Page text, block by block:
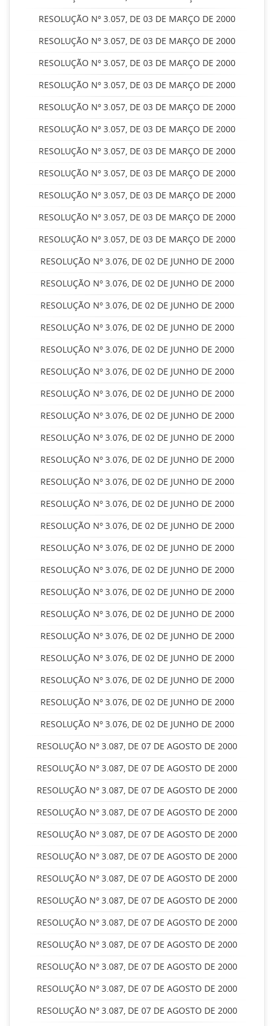
RESOLUÇÃO Nº 3.057, DE 03 DE MARÇO DE 2000
RESOLUÇÃO Nº 3.057, DE 03 DE MARÇO DE 2000
RESOLUÇÃO Nº 3.057, DE 03 DE MARÇO DE 2000
RESOLUÇÃO Nº 3.057, DE 03 DE MARÇO DE 2000
RESOLUÇÃO Nº 3.057, DE 03 DE MARÇO DE 2000
RESOLUÇÃO Nº 3.057, DE 03 DE MARÇO DE 2000
RESOLUÇÃO Nº 3.057, DE 03 DE MARÇO DE 2000
RESOLUÇÃO Nº 3.057, DE 03 DE MARÇO DE 2000
RESOLUÇÃO Nº 3.057, DE 03 DE MARÇO DE 2000
RESOLUÇÃO Nº 3.057, DE 03 DE MARÇO DE 2000
RESOLUÇÃO Nº 3.057, DE 03 DE MARÇO DE 2000
RESOLUÇÃO Nº 3.076, DE 02 DE JUNHO DE 2000
RESOLUÇÃO Nº 3.076, DE 02 DE JUNHO DE 2000
RESOLUÇÃO Nº 3.076, DE 02 DE JUNHO DE 2000
RESOLUÇÃO Nº 3.076, DE 02 DE JUNHO DE 2000
RESOLUÇÃO Nº 3.076, DE 02 DE JUNHO DE 2000
RESOLUÇÃO Nº 3.076, DE 02 DE JUNHO DE 2000
RESOLUÇÃO Nº 3.076, DE 02 DE JUNHO DE 2000
RESOLUÇÃO Nº 3.076, DE 02 DE JUNHO DE 2000
RESOLUÇÃO Nº 3.076, DE 02 DE JUNHO DE 2000
RESOLUÇÃO Nº 3.076, DE 02 DE JUNHO DE 2000
RESOLUÇÃO Nº 3.076, DE 02 DE JUNHO DE 2000
RESOLUÇÃO Nº 3.076, DE 02 DE JUNHO DE 2000
RESOLUÇÃO Nº 3.076, DE 02 DE JUNHO DE 2000
RESOLUÇÃO Nº 3.076, DE 02 DE JUNHO DE 2000
RESOLUÇÃO Nº 3.076, DE 02 DE JUNHO DE 2000
RESOLUÇÃO Nº 3.076, DE 02 DE JUNHO DE 2000
RESOLUÇÃO Nº 3.076, DE 02 DE JUNHO DE 2000
RESOLUÇÃO Nº 3.076, DE 02 DE JUNHO DE 2000
RESOLUÇÃO Nº 3.076, DE 02 DE JUNHO DE 2000
RESOLUÇÃO Nº 3.076, DE 02 DE JUNHO DE 2000
RESOLUÇÃO Nº 3.076, DE 02 DE JUNHO DE 2000
RESOLUÇÃO Nº 3.076, DE 02 DE JUNHO DE 2000
RESOLUÇÃO Nº 3.087, DE 07 DE AGOSTO DE 2000
RESOLUÇÃO Nº 3.087, DE 07 DE AGOSTO DE 2000
RESOLUÇÃO Nº 3.087, DE 07 DE AGOSTO DE 2000
RESOLUÇÃO Nº 3.087, DE 07 DE AGOSTO DE 2000
RESOLUÇÃO Nº 3.087, DE 07 DE AGOSTO DE 2000
RESOLUÇÃO Nº 3.087, DE 07 DE AGOSTO DE 2000
RESOLUÇÃO Nº 3.087, DE 07 DE AGOSTO DE 2000
RESOLUÇÃO Nº 3.087, DE 07 DE AGOSTO DE 2000
RESOLUÇÃO Nº 3.087, DE 07 DE AGOSTO DE 2000
RESOLUÇÃO Nº 3.087, DE 07 DE AGOSTO DE 2000
RESOLUÇÃO Nº 3.087, DE 07 DE AGOSTO DE 2000
RESOLUÇÃO Nº 3.087, DE 07 DE AGOSTO DE 2000
RESOLUÇÃO Nº 3.087, DE 07 DE AGOSTO DE 2000